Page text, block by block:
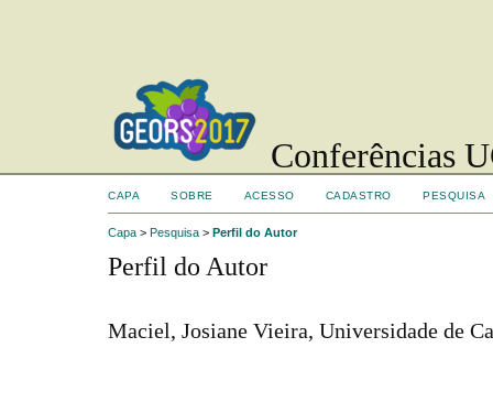
Conferências
CAPA SOBRE ACESSO CADASTRO PESQUISA
Capa > Pesquisa > Perfil do Autor
Perfil do Autor
Maciel, Josiane Vieira, Universidade de